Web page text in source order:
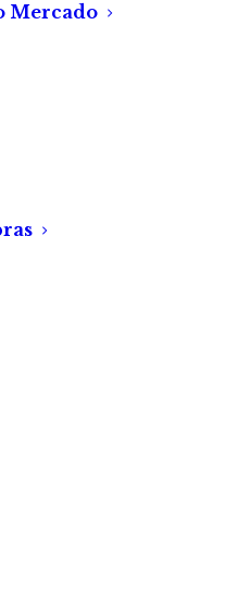
Mercado
e
perguntar
de terror
pelo Natal,
tem as